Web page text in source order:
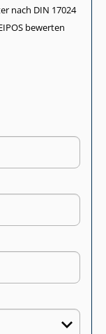
nach DIN 17024
bewerten